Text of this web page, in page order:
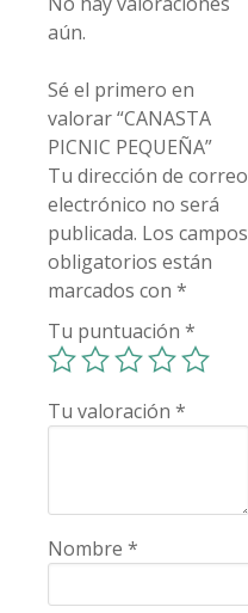
aún.
Sé el primero en
valorar “CANASTA
PICNIC PEQUEÑA”
Tu dirección de correo
electrónico no será
publicada. Los campos
obligatorios están
marcados con *
Tu puntuación *
Tu valoración *
Nombre *